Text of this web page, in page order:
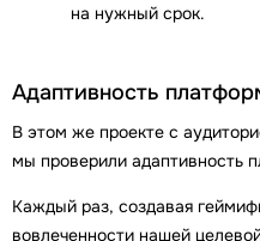
на нужный срок.
Адаптивность
В этом же проекте с
мы проверили адаптивность
Каждый раз, создавая
вовлеченности нашей